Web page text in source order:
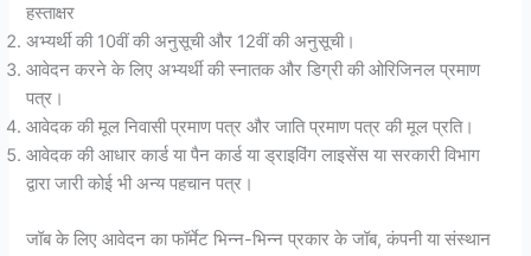
हस्ताक्षर
अभ्यर्थी की 10वीं की अनुसूची और 12वीं की अनुसूची।
आवेदन करने के लिए अभ्यर्थी की स्नातक और डिग्री की ओरिजिनल प्रमाण
पत्र।
आवेदक की मूल निवासी प्रमाण पत्र और जाति प्रमाण पत्र की मूल प्रति।
आवेदक की आधार कार्ड या पैन कार्ड या ड्राइविंग लाइसेंस या सरकारी विभाग
द्वारा जारी कोई भी अन्य पहचान पत्र।
जॉब के लिए आवेदन का फॉर्मेट भिन्न-भिन्न प्रकार के जॉब, कंपनी या संस्थान